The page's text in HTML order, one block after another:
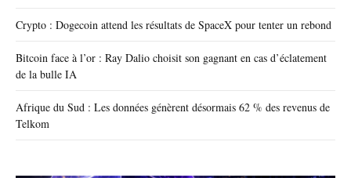
Crypto : Dogecoin attend les résultats de SpaceX pour tenter un rebond
Bitcoin face à l’or : Ray Dalio choisit son gagnant en cas d’éclatement
de la bulle IA
Afrique du Sud : Les données génèrent désormais 62 % des revenus de
Telkom